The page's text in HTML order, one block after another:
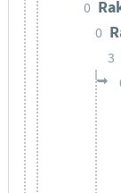
0
0
3